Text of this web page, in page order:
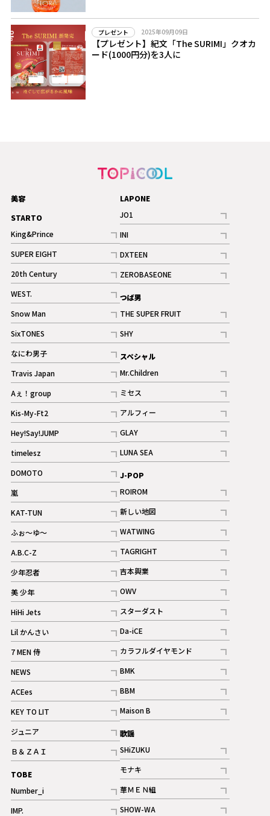
プレゼント 2025年09月09日
【プレゼント】紀文「The SURIMI」クオカ
ード(1000円分)を3人に
美容
STARTO
King&Prince
記事
SUPER EIGHT
記事
20th Century
記事
WEST.
記事
Snow Man
記事
ギャラリー
SixTONES
記事
ギャラリー
なにわ男子
記事
Travis Japan
記事
Aぇ！group
記事
Kis-My-Ft2
記事
ギャラリー
Hey!Say!JUMP
記事
timelesz
記事
DOMOTO
記事
嵐
記事
KAT-TUN
記事
ふぉ～ゆ～
記事
A.B.C-Z
記事
ギャラリー
少年忍者
記事
美 少年
記事
HiHi Jets
記事
Lil かんさい
記事
7 MEN 侍
記事
NEWS
記事
ACEes
記事
KEY TO LIT
記事
ジュニア
記事
Ｂ＆ＺＡＩ
記事
TOBE
Number_i
記事
IMP.
LAPONE
JO1
記事
INI
記事
ギャラリー
DXTEEN
記事
ギャラリー
ZEROBASEONE
記事
つば男
THE SUPER FRUIT
記事
SHY
記事
スペシャル
Mr.Children
記事
ミセス
記事
アルフィー
記事
GLAY
記事
LUNA SEA
記事
J-POP
ROIROM
記事
新しい地図
記事
WATWING
記事
TAGRIGHT
記事
吉本興業
記事
OWV
記事
ギャラリー
スターダスト
記事
Da-iCE
記事
カラフルダイヤモンド
記事
BMK
記事
BBM
記事
ギャラリー
Maison B
記事
歌謡
SHiZUKU
記事
モナキ
記事
華ＭＥＮ組
記事
SHOW-WA